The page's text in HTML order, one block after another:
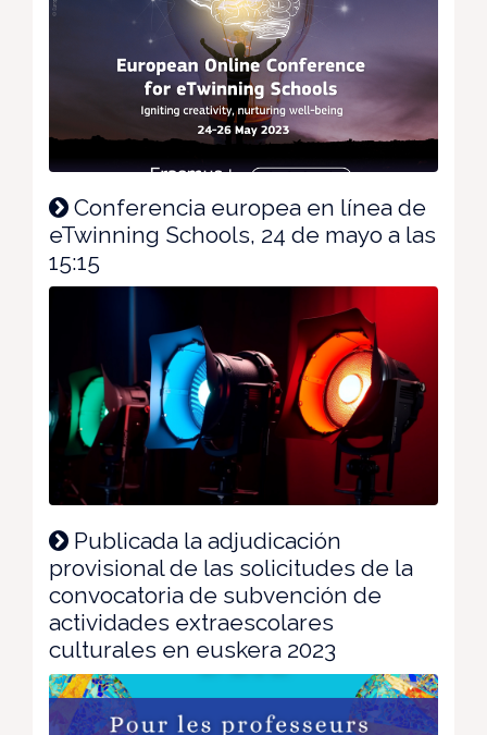
Conferencia europea en línea de
eTwinning Schools, 24 de mayo a las
15:15
Publicada la adjudicación
provisional de las solicitudes de la
convocatoria de subvención de
actividades extraescolares
culturales en euskera 2023